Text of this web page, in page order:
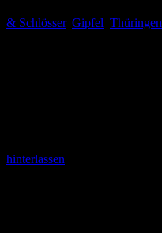
& Schlösser, Gipfel Thüringen
hinterlassen